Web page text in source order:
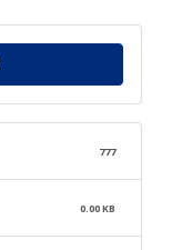
777
0.00 KB